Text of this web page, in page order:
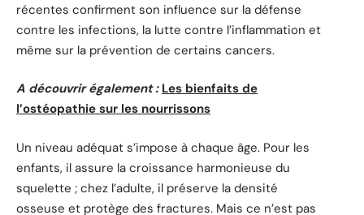
récentes confirment son influence sur la défense
contre les infections, la lutte contre l’inflammation et
même sur la prévention de certains cancers.
A découvrir également : Les bienfaits de
l’ostéopathie sur les nourrissons
Un niveau adéquat s’impose à chaque âge. Pour les
enfants, il assure la croissance harmonieuse du
squelette ; chez l’adulte, il préserve la densité
osseuse et protège des fractures. Mais ce n’est pas